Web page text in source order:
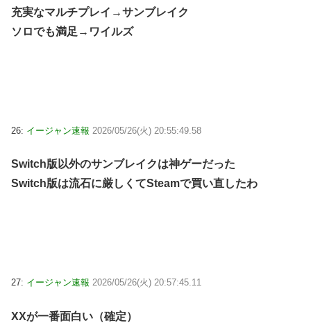
充実なマルチプレイ→サンブレイク
ソロでも満足→ワイルズ
26: イージャン速報 2026/05/26(火) 20:55:49.58
Switch版以外のサンブレイクは神ゲーだった
Switch版は流石に厳しくてSteamで買い直したわ
27: イージャン速報 2026/05/26(火) 20:57:45.11
XXが一番面白い（確定）